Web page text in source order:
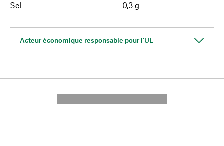
Sel 0,3 g
Acteur économique responsable pour l'UE